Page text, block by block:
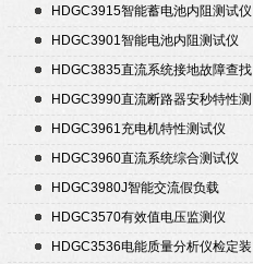
HDGC3915智能蓄电池内阻测试仪
HDGC3901智能电池内阻测试仪
HDGC3835直流系统接地故障查找
仪
HDGC3990直流断路器安秒特性测
试仪
HDGC3961充电机特性测试仪
HDGC3960直流系统综合测试仪
HDGC3980J智能交流假负载
HDGC3570有效值电压监测仪
HDGC3536电能质量分析仪检定装